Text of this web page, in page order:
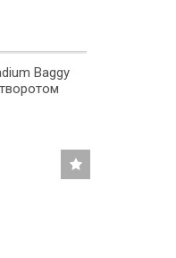
Baggy